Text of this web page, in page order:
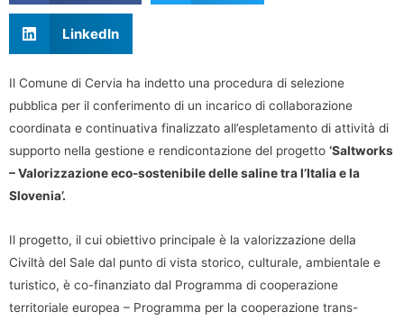
LinkedIn
Il Comune di Cervia ha indetto una procedura di selezione
pubblica per il conferimento di un incarico di collaborazione
coordinata e continuativa finalizzato all’espletamento di attività di
supporto nella gestione e rendicontazione del progetto ‘Saltworks
– Valorizzazione eco-sostenibile delle saline tra l’Italia e la
Slovenia’.
Il progetto, il cui obiettivo principale è la valorizzazione della
Civiltà del Sale dal punto di vista storico, culturale, ambientale e
turistico, è co-finanziato dal Programma di cooperazione
territoriale europea – Programma per la cooperazione trans-